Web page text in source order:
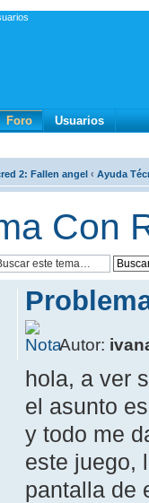
Foro Usuarios
2: Fallen angel ‹ Ayuda
Con
Autor:
hola, a ver
el asunto
y todo me
este juego,
pantalla de